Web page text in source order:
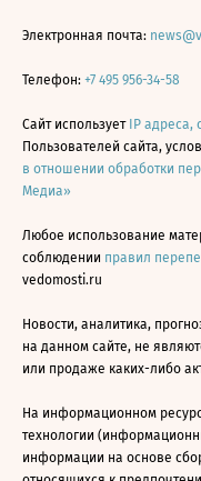
Электронная почта:
Телефон: +7 495 956-34-58
Сайт использует IP
Пользователей сайта,
в отношении обработки
Медиа»
Любое использование
соблюдении правил
vedomosti.ru
Новости, аналитика,
на данном сайте, не
или продаже каких-либо
На информационном
технологии
информации на основе